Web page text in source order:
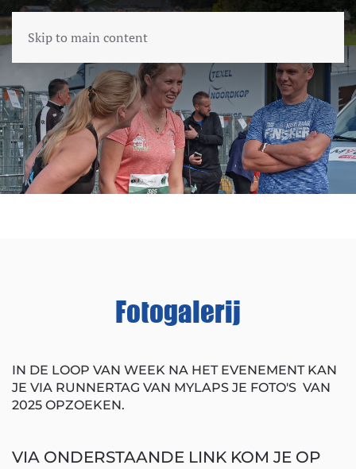
Skip to main content
Fotogalerij
IN DE LOOP VAN WEEK NA HET EVENEMENT KAN
JE VIA RUNNERTAG VAN MYLAPS JE FOTO'S VAN
2025 OPZOEKEN.
VIA ONDERSTAANDE LINK KOM JE OP